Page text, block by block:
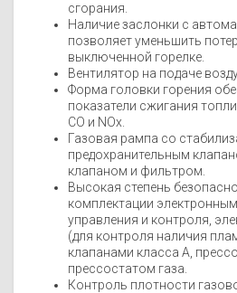
сгорания.
Наличие заслонки с
позволяет уменьшить
выключенной горелке.
Вентилятор на подаче
Форма головки горения
показатели сжигания
CO и NOx.
Газовая рампа со
предохранительным
клапаном и фильтром.
Высокая степень
комплектации
управления и контроля,
(для контроля наличия
клапанами класса А,
прессостатом газа.
Контроль плотности